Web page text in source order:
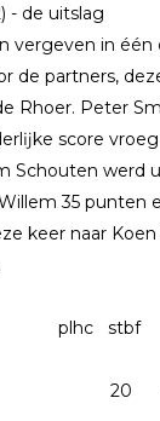
- de uitslag
vergeven in één
de partners,
Rhoer. Peter
score
Schouten werd
35 punten
keer naar
stbf
20